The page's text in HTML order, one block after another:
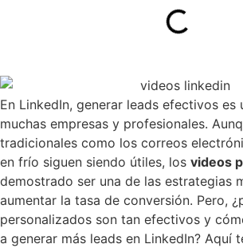
En LinkedIn, generar leads efectivos es
muchas empresas y profesionales.
tradicionales como los correos
en frío siguen siendo útiles, los videos
demostrado ser una de las estrategias
aumentar la tasa de conversión. Pero,
personalizados son tan efectivos y
a generar más leads en LinkedIn? Aquí